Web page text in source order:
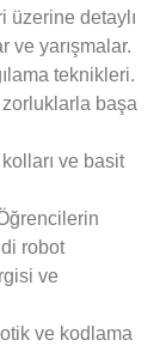
üzerine detaylı
ve yarışmalar.
teknikleri.
başa
ve basit
robot
ve
ve kodlama